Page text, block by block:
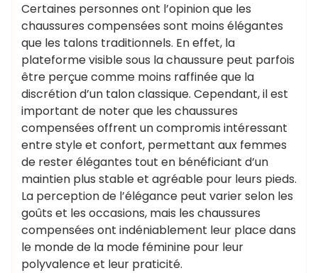
Certaines personnes ont l’opinion que les
chaussures compensées sont moins élégantes
que les talons traditionnels. En effet, la
plateforme visible sous la chaussure peut parfois
être perçue comme moins raffinée que la
discrétion d’un talon classique. Cependant, il est
important de noter que les chaussures
compensées offrent un compromis intéressant
entre style et confort, permettant aux femmes
de rester élégantes tout en bénéficiant d’un
maintien plus stable et agréable pour leurs pieds.
La perception de l’élégance peut varier selon les
goûts et les occasions, mais les chaussures
compensées ont indéniablement leur place dans
le monde de la mode féminine pour leur
polyvalence et leur praticité.